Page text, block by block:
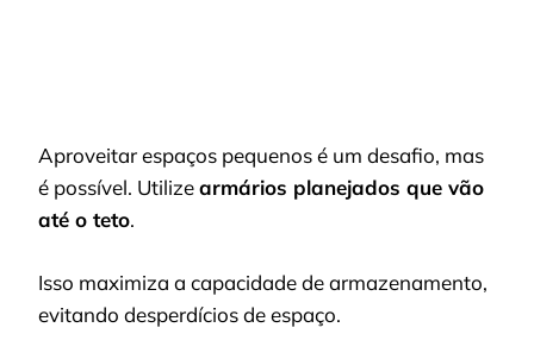
Aproveitar espaços pequenos é um desafio, mas
é possível. Utilizearmários planejados que vão
até o teto.
Isso maximiza a capacidade de armazenamento,
evitando desperdícios de espaço.